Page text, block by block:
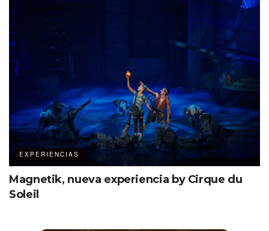
EXPERIENCIAS
Magnetik, nueva experiencia by Cirque du
Soleil